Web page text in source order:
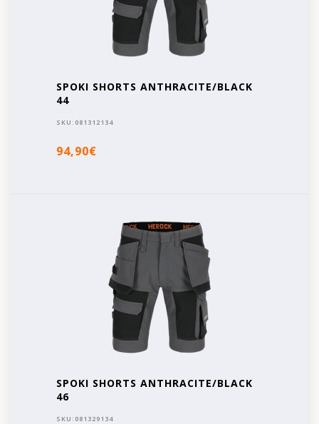
SPOKI SHORTS ANTHRACITE/BLACK
44
SKU: 081312134
94,90€
SPOKI SHORTS ANTHRACITE/BLACK
46
SKU: 081329134